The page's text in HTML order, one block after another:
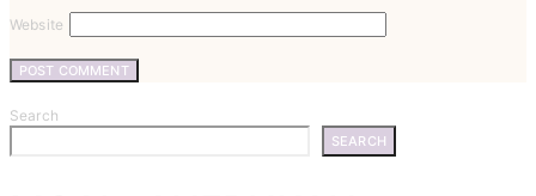
Website
Search
SEARCH